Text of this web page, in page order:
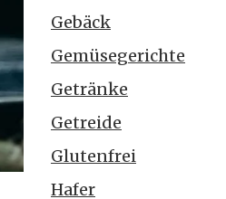
Gebäck
Gemüsegerichte
Getränke
Getreide
Glutenfrei
Hafer